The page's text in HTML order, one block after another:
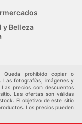
y Belleza
Queda prohibido copiar o
fotografías, imágenes y
precios con descuentos
Las ofertas son válidas
El objetivo de este sitio
Los precios pueden